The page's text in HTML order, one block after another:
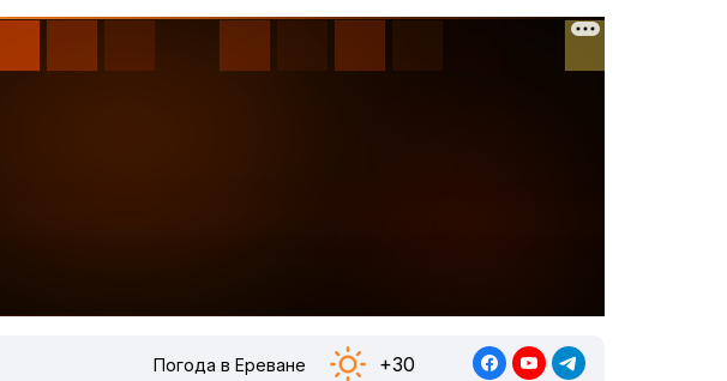
Погода в Ереване +30